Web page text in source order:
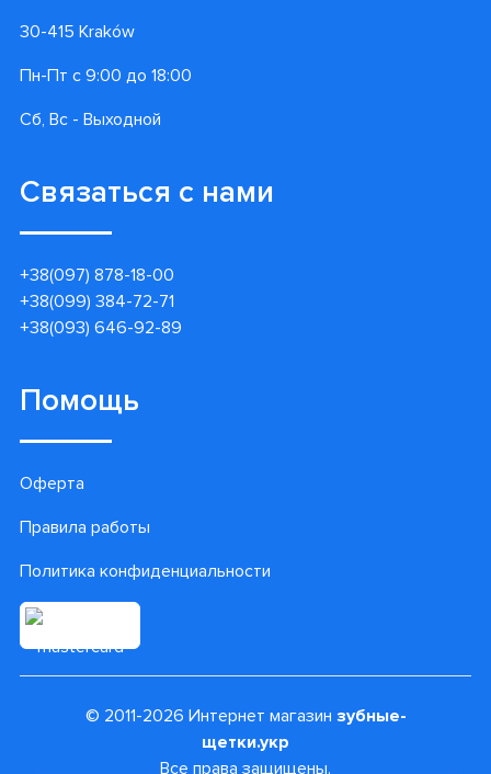
30-415 Kraków
Пн-Пт с 9:00 до 18:00
Сб, Вс - Выходной
Связаться с нами
+38(097) 878-18-00
+38(099) 384-72-71
+38(093) 646-92-89
Помощь
Оферта
Правила работы
Политика конфиденциальности
© 2011-2026 Интернет магазин зубные-
щетки.укр
Все права защищены.